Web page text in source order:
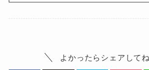
よかったらシェアしてね